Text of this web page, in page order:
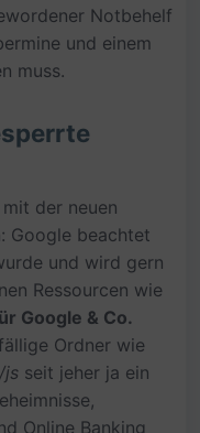
Notbehelf
und einem
muss.
der neuen
Google beachtet
und wird gern
Ressourcen wie
Google & Co.
Ordner wie
js seit jeher ja ein
Online Banking